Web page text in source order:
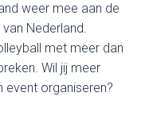
weer mee aan de
Nederland.
met meer dan
Wil jij meer
organiseren?